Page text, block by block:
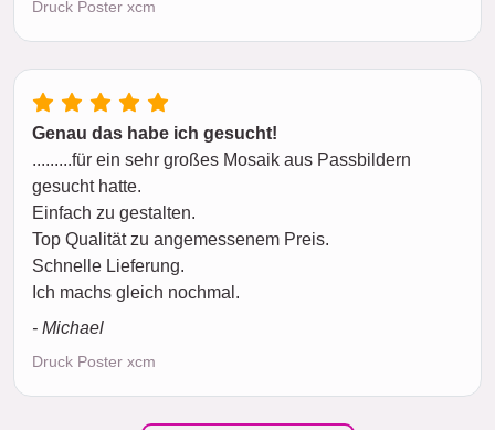
Druck Poster xcm
Genau das habe ich gesucht!
.........für ein sehr großes Mosaik aus Passbildern
gesucht hatte.
Einfach zu gestalten.
Top Qualität zu angemessenem Preis.
Schnelle Lieferung.
Ich machs gleich nochmal.
- Michael
Druck Poster xcm